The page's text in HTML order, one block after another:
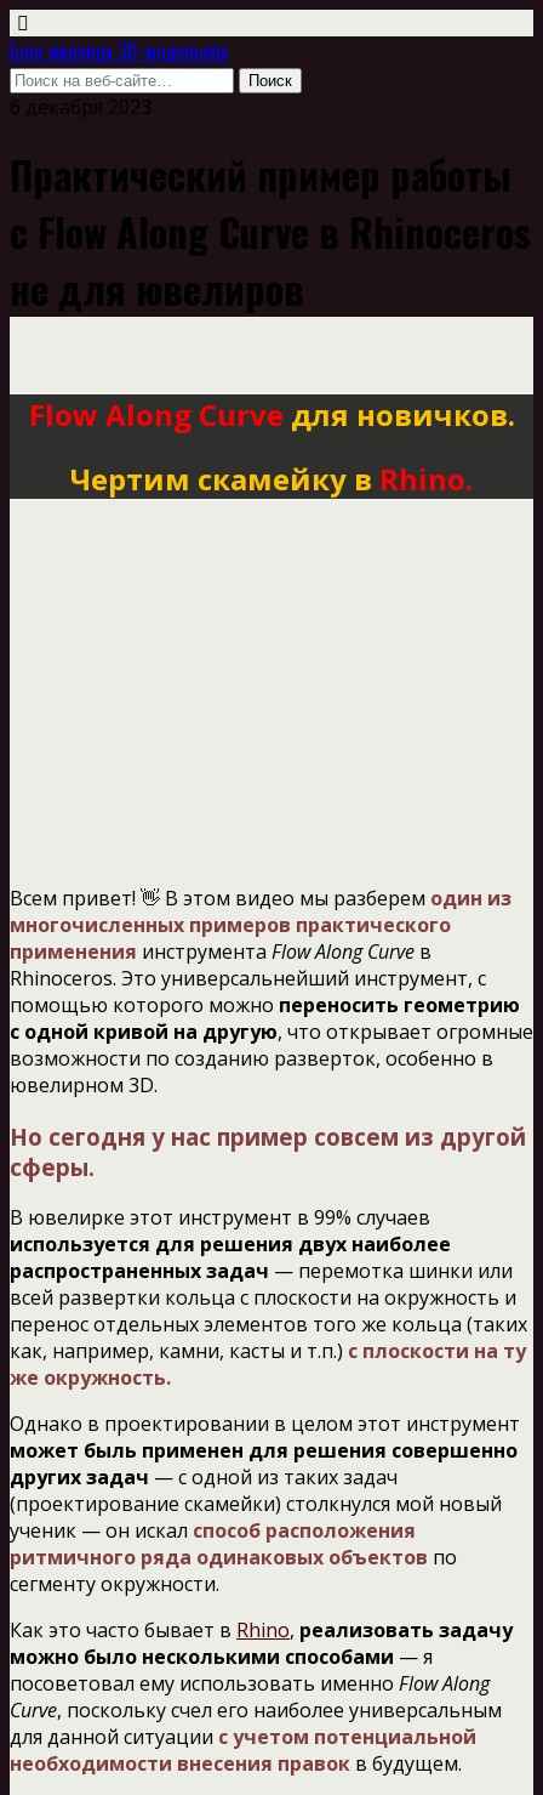
Блог ювелира 3D-модельера
6 декабря 2023
Практический пример работы
с Flow Along Curve в Rhinoceros
не для ювелиров
Flow Along Curve для новичков.
Чертим скамейку в Rhino.
Всем привет! 👋 В этом видео мы разберем один из
многочисленных примеров практического
применения инструмента Flow Along Curve в
Rhinoceros. Это универсальнейший инструмент, с
помощью которого можно переносить геометрию
с одной кривой на другую, что открывает огромные
возможности по созданию разверток, особенно в
ювелирном 3D.
Но сегодня у нас пример совсем из другой
сферы.
В ювелирке этот инструмент в 99% случаев
используется для решения двух наиболее
распространенных задач — перемотка шинки или
всей развертки кольца с плоскости на окружность и
перенос отдельных элементов того же кольца (таких
как, например, камни, касты и т.п.) с плоскости на ту
же окружность.
Однако в проектировании в целом этот инструмент
может быль применен для решения совершенно
других задач — с одной из таких задач
(проектирование скамейки) столкнулся мой новый
ученик — он искал способ расположения
ритмичного ряда одинаковых объектов по
сегменту окружности.
Как это часто бывает в Rhino, реализовать задачу
можно было несколькими способами — я
посоветовал ему использовать именно Flow Along
Curve, поскольку счел его наиболее универсальным
для данной ситуации с учетом потенциальной
необходимости внесения правок в будущем.